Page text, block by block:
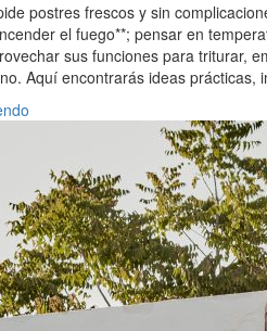
postres frescos y sin
el fuego**; pensar en
sus funciones para triturar,
Aquí encontrarás ideas